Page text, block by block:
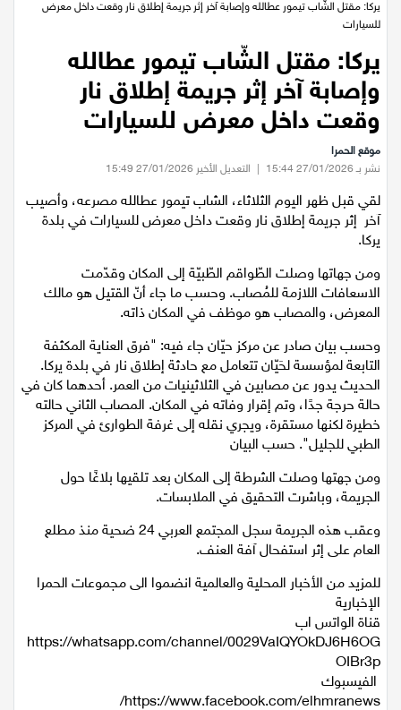
عيلبون
دير حنا
سخنين
عرابة
اخبار عالمية
رياضة
رياضة محلية
رياضة عالمية
تقارير خاصة
اقتصاد
مقالات
صحة وطب
مجلة الحمرا
جمال وازياء
تكنولوجيا
الرئيسية / اخبار محلية
/
يركا: مقتل الشّاب تيمور عطالله وإصابة آخر إثر جريمة إطلاق نار وقعت داخل معرض
يركا: مقتل الشّاب تيمور عطالله
وإصابة آخر إثر جريمة إطلاق نار
وقعت داخل معرض للسيارات
موقع الحمرا
لقي قبل ظهر اليوم الثلاثاء، الشاب تيمور عطالله مصرعه، وأصيب
آخر إثر جريمة إطلاق نار وقعت داخل معرض للسيارات في بلدة
ومن جهاتها وصلت الطّواقم الطّبيّة إلى المكان وقدّمت
الاسعافات اللازمة للمُصاب. وحسب ما جاء أنّ القتيل هو مالك
وحسب بيان صادر عن مركز حيّان جاء فيه: "فرق العناية المكثفة
التابعة لمؤسسة لحَيّان تتعامل مع حادثة إطلاق نار في بلدة يركا.
الحديث يدور عن مصابين في الثلاثينيات من العمر. أحدهما كان في
حالة حرجة جدًا، وتم إقرار وفاته في المكان. المصاب الثاني حالته
خطيرة لكنها مستقرة، ويجري نقله إلى غرفة الطوارئ في المركز
ومن جهتها وصلت الشرطة إلى المكان بعد تلقيها بلاغًا حول
للمزيد من الأخبار المحلية والعالمية انضموا الى مجموعات الحمرا
الإخبارية
قناة الواتس اب
‏https://whatsapp.com/channel/0029VaIQYOkDJ6H6OG
OIBr3p
الفيسبوك